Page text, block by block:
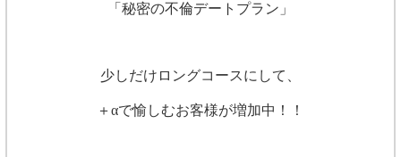
「秘密の不倫デートプラン」
少しだけロングコースにして、
＋αで愉しむお客様が増加中！！